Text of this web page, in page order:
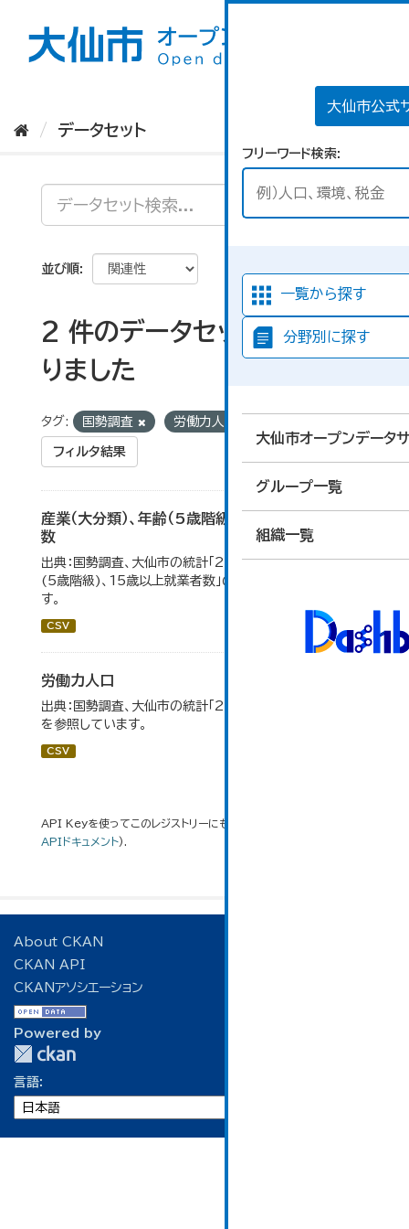
大仙市公式
フリーワード検索
一覧から探す
分野別に探す
大仙市オープンデータ
グループ一覧
組織一覧
データセット
並び順
2 件のデータセットが見つか
りました
タグ: 国勢調査 労働力人口
フィルタ結果
産業（大分類）、年齢（5歳階級）、15歳以上就業者
数
出典：国勢調査、大仙市の統計「2-7 産業(大分類)、年齢
(5歳階級)、15歳以上就業者数」のデータを参照していま
す。
CSV
労働力人口
出典：国勢調査、大仙市の統計「2-6 労働力人口」のデータ
を参照しています。
CSV
API Keyを使ってこのレジストリーにもアクセス可能です
APIドキュメント).
About CKAN
CKAN API
CKANアソシエーション
Powered by
言語